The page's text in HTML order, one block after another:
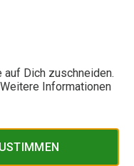
Dich zuschneiden.
Informationen
hat sich Bergzeit